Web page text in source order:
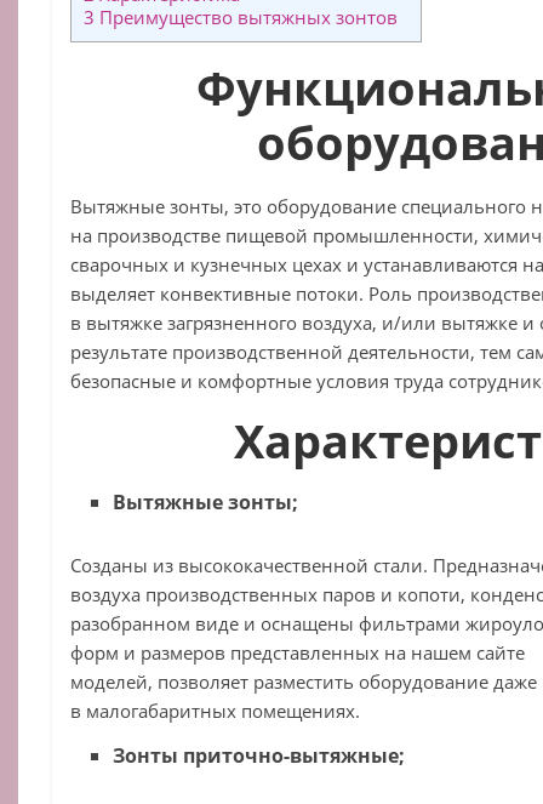
3 Преимущество вытяжных зонтов
Вытяжные зонты, это оборудование специального
на производстве пищевой промышленности,
сварочных и кузнечных цехах и устанавливаются
выделяет конвективные потоки. Роль
в вытяжке загрязненного воздуха, и/или вытяжке и
результате производственной деятельности, тем
безопасные и комфортные условия труда
Вытяжные зонты;
Созданы из высококачественной стали.
воздуха производственных паров и копоти,
разобранном виде и оснащены фильтрами
форм и размеров представленных на нашем сайте
моделей, позволяет разместить оборудование даже
в малогабаритных помещениях.
Зонты приточно-вытяжные;